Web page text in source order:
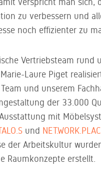
zu verbessern und
noch effizienter zu
Vertriebsteam rund
Laure Piget
und unserem
der 33.000
mit
und
der Arbeitskultur
Raumkonzepte erstellt.